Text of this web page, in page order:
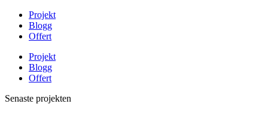
Projekt
Blogg
Offert
Projekt
Blogg
Offert
Senaste projekten